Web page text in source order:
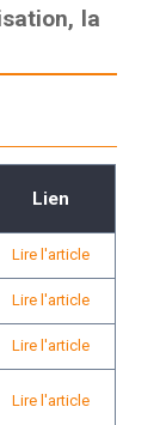
la
Lien
Lire l'article
Lire l'article
Lire l'article
Lire l'article